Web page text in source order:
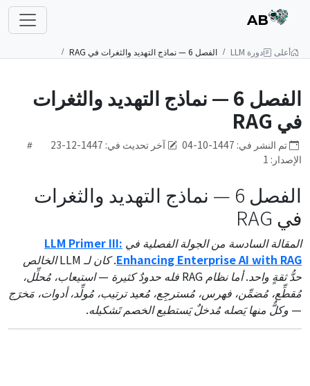
AB
أعلى دورة LLM الفصل 6 — نماذج التهديد والثغرات في RAG
الفصل 6 — نماذج التهديد والثغرات
في RAG
تم النشر في: 1447-10-04
آخر تحديث في: 1447-12-23
الإصدار: 1
الفصل 6 — نماذج التهديد والثغرات
في RAG
المقالة السادسة من الجولة الفصلية في LLM Primer III:
Enhancing Enterprise AI with RAG
. كان لـ LLM الخالص
حدُّ ثقةٍ واحد. أما نظام RAG فله حدودٌ كثيرة — استيعاب، مُحلِّل،
مُقطِّع، مُضمِّن، فهرس، مُسترجِع، مُعيد ترتيب، مُولِّد، أدوات، مَخرَج
— وكلٌّ منها يَصله مُدخلٌ يَستطيع الخصم تَشكيله.